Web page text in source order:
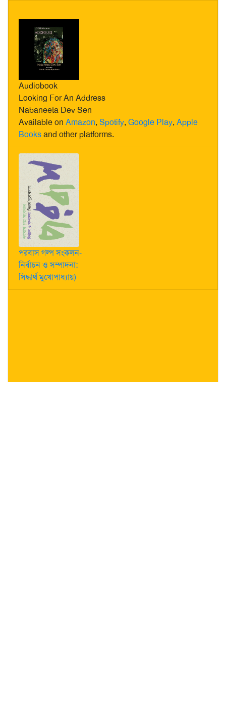
Audiobook
Looking For An Address
Nabaneeta Dev Sen
Available on Amazon, Spotify, Google Play, Apple
Booksand other platforms.
পরবাস গল্প সংকলন-
নির্বাচন ও সম্পাদনা:
সিদ্ধার্থ মুখোপাধ্যায়)